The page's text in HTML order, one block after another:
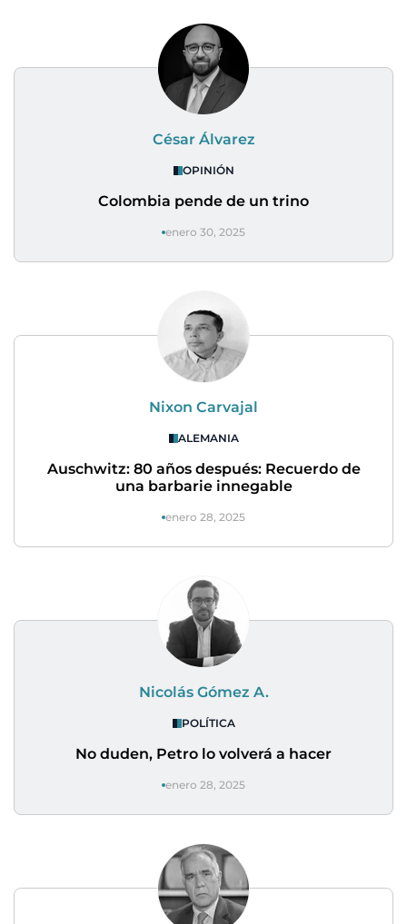
César Álvarez
OPINIÓN
Colombia pende de un trino
enero 30, 2025
Nixon Carvajal
ALEMANIA
Auschwitz: 80 años después: Recuerdo de
una barbarie innegable
enero 28, 2025
Nicolás Gómez A.
POLÍTICA
No duden, Petro lo volverá a hacer
enero 28, 2025